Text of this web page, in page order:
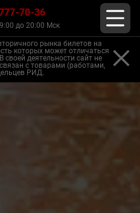
70-36
до 20:00 Мск
рынка билетов на
которых может отличаться
деятельности сайт не
с товарами (работами,
РИД.